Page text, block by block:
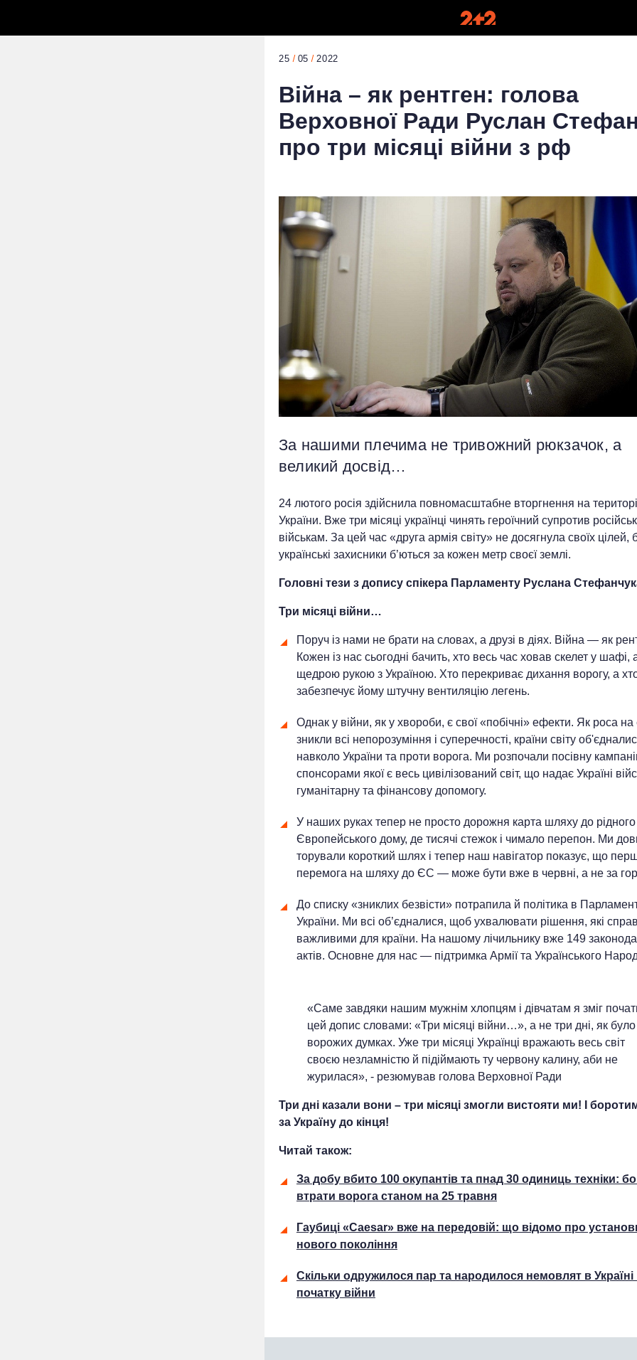
25 05 2022
Війна – як рентген: голова
Верховної Ради Руслан
про три місяці війни з рф
За нашими плечима не тривожний рюкзачок, а
великий досвід…
24 лютого росія здійснила повномасштабне вторгнення на
України. Вже три місяці українці чинять героїчний супротив
військам. За цей час «друга армія світу» не досягнула своїх цілей,
українські захисники б’ються за кожен метр своєї землі.
Головні тези з допису спікера Парламенту Руслана
Три місяці війни…
Поруч із нами не брати на словах, а друзі в діях. Війна — як
Кожен із нас сьогодні бачить, хто весь час ховав скелет у шафі,
щедрою рукою з Україною. Хто перекриває дихання ворогу, а
забезпечує йому штучну вентиляцію легень.
Однак у війни, як у хвороби, є свої «побічні» ефекти. Як роса на
зникли всі непорозуміння і суперечності, країни світу
навколо України та проти ворога. Ми розпочали посівну
спонсорами якої є весь цивілізований світ, що надає Україні
гуманітарну та фінансову допомогу.
У наших руках тепер не просто дорожня карта шляху до рідного
Європейського дому, де тисячі стежок і чимало перепон. Ми
торували короткий шлях і тепер наш навігатор показує, що
перемога на шляху до ЄС — може бути вже в червні, а не за
До списку «зниклих безвісти» потрапила й політика в
України. Ми всі об’єдналися, щоб ухвалювати рішення, які
важливими для країни. На нашому лічильнику вже 149
актів. Основне для нас — підтримка Армії та Українського
«Саме завдяки нашим мужнім хлопцям і дівчатам я зміг
цей допис словами: «Три місяці війни…», а не три дні, як було
ворожих думках. Уже три місяці Українці вражають весь світ
своєю незламністю й підіймають ту червону калину, аби не
журилася», - резюмував голова Верховної Ради
Три дні казали вони – три місяці змогли вистояти ми! І
за Україну до кінця!
Читай також:
За добу вбито 100 окупантів та пнад 30 одиниць техніки:
втрати ворога станом на 25 травня
Гаубиці «Caesar» вже на передовій: що відомо про
нового покоління
Скільки одружилося пар та народилося немовлят в Україні
початку війни